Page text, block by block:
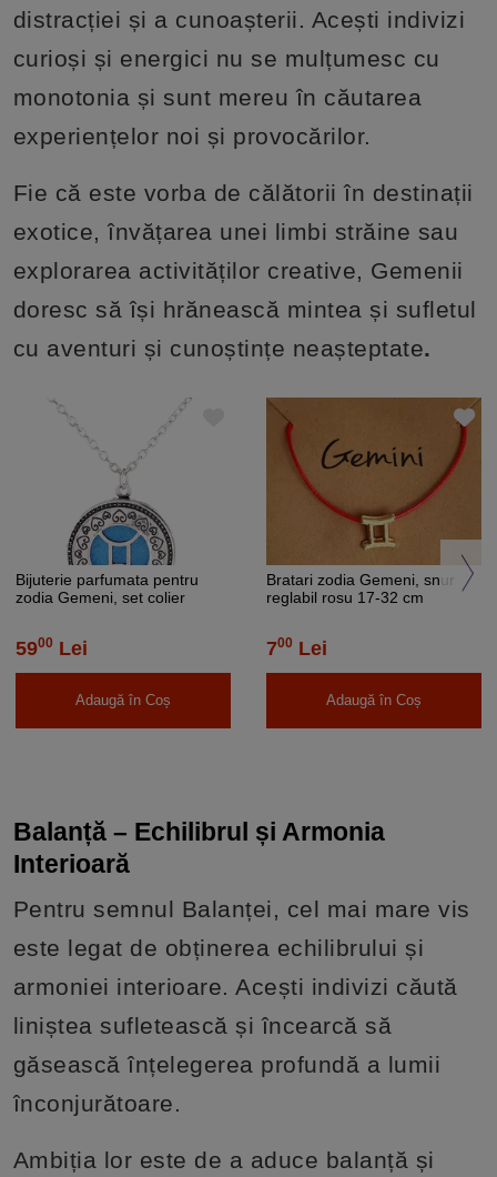
distracției și a cunoașterii. Acești indivizi
curioși și energici nu se mulțumesc cu
monotonia și sunt mereu în căutarea
experiențelor noi și provocărilor.
Fie că este vorba de călătorii în destinații
exotice, învățarea unei limbi străine sau
explorarea activităților creative, Gemenii
doresc să își hrănească mintea și sufletul
cu aventuri și cunoștințe neașteptate.
Bijuterie parfumata pentru
zodia Gemeni, set colier
diverse culori
5900 Lei
Adaugă în Coș
Bratari zodia Gemeni, snur
reglabil rosu 17-32 cm
700 Lei
Adaugă în Coș
Balanță – Echilibrul și Armonia
Interioară
Pentru semnul Balanței, cel mai mare vis
este legat de obținerea echilibrului și
armoniei interioare. Acești indivizi căută
liniștea sufletească și încearcă să
găsească înțelegerea profundă a lumii
înconjurătoare.
Ambiția lor este de a aduce balanță și